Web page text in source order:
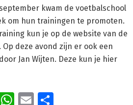
kwam de voetbalschool
om hun trainingen te promoten.
kun je op de website van de
deze avond zijn er ook een
Jan Wijten. Deze kun je hier
WhatsApp
Email